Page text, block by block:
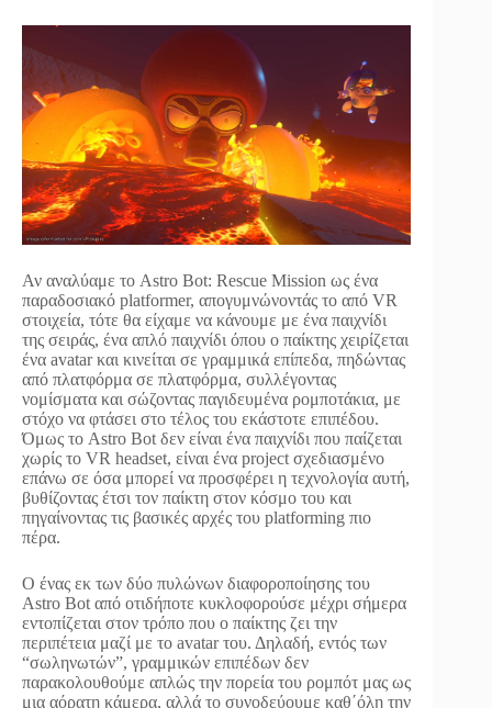
Αν αναλύαμε το Astro Bot: Rescue Mission ως ένα
παραδοσιακό platformer, απογυμνώνοντάς το από VR
στοιχεία, τότε θα είχαμε να κάνουμε με ένα παιχνίδι
της σειράς, ένα απλό παιχνίδι όπου ο παίκτης χειρίζεται
ένα avatar και κινείται σε γραμμικά επίπεδα, πηδώντας
από πλατφόρμα σε πλατφόρμα, συλλέγοντας
νομίσματα και σώζοντας παγιδευμένα ρομποτάκια, με
στόχο να φτάσει στο τέλος του εκάστοτε επιπέδου.
Όμως το Astro Bot δεν είναι ένα παιχνίδι που παίζεται
χωρίς το VR headset, είναι ένα project σχεδιασμένο
επάνω σε όσα μπορεί να προσφέρει η τεχνολογία αυτή,
βυθίζοντας έτσι τον παίκτη στον κόσμο του και
πηγαίνοντας τις βασικές αρχές του platforming πιο
πέρα.
Ο ένας εκ των δύο πυλώνων διαφοροποίησης του
Astro Bot από οτιδήποτε κυκλοφορούσε μέχρι σήμερα
εντοπίζεται στον τρόπο που ο παίκτης ζει την
περιπέτεια μαζί με το avatar του. Δηλαδή, εντός των
“σωληνωτών”, γραμμικών επιπέδων δεν
παρακολουθούμε απλώς την πορεία του ρομπότ μας ως
μια αόρατη κάμερα, αλλά το συνοδεύουμε καθ΄όλη την